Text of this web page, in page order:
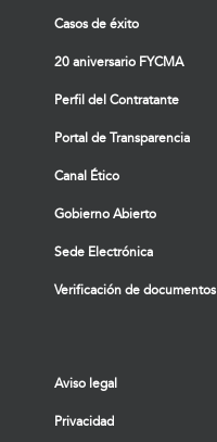
Casos de éxito
20 aniversario FYCMA
Perfil del Contratante
Portal de Transparencia
Canal Ético
Gobierno Abierto
Sede Electrónica
Verificación de documentos
Aviso legal
Privacidad